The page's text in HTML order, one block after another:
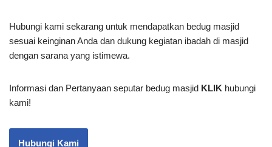
Hubungi kami sekarang untuk mendapatkan bedug masjid
sesuai keinginan Anda dan dukung kegiatan ibadah di masjid
dengan sarana yang istimewa.
Informasi dan Pertanyaan seputar bedug masjid KLIK hubungi
kami!
Hubungi Kami